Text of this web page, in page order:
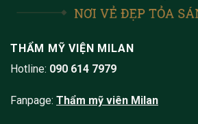
THẨM MỸ VIỆN MILAN
Hotline: 090 614 7979
Fanpage: Thẩm mỹ viên Milan